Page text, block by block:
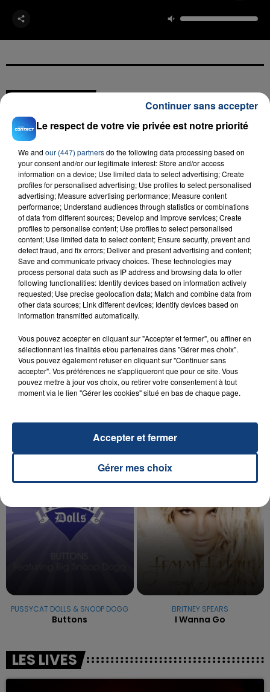
FIL D'ACTU
23 juillet 2026
INCENDIE MORTEL À LENS : UNE FEMME ET
SON BÉBÉ ENTRE LA VIE ET LA...
Un homme s'est immolé par le feu après avoir
aspergé sa compagne et leur bébé de trois mois
d'un liquide inflammable.
20 juillet 2026
UNE ADOLESCENTE DEVANT SE FAIRE
OPÉRER DE LA CHEVILLE RESSORT DE LA...
reconnu sa responsabilité et présenté ses
TITRES DIFFUSÉS
22h37
22h37
PUSSYCAT DOLLS & SNOOP DOGG
Buttons
22h33
22h33
BRITNEY SPEARS
I Wanna Go
LES LIVES
Le respect de votre vie privée est notre priorité
We and our (447) partnersdo the following data processing based on
your consent and/or our legitimate interest: Store and/or access
information on a device; Use limited data to select advertising; Create
profiles for personalised advertising; Use profiles to select personalised
advertising; Measure advertising performance; Measure content
performance; Understand audiences through statistics or combinations
of data from different sources; Develop and improve services; Create
profiles to personalise content; Use profiles to select personalised
content; Use limited data to select content; Ensure security, prevent and
detect fraud, and fix errors; Deliver and present advertising and content;
Save and communicate privacy choices. These technologies may
process personal data such as IP address and browsing data to offer
following functionalities: Identify devices based on information actively
requested; Use precise geolocation data; Match and combine data from
other data sources; Link different devices; Identify devices based on
information transmitted automatically.
Vous pouvez accepter en cliquant sur "Accepter et fermer", ou affiner en
sélectionnant les finalités et/ou partenaires dans "Gérer mes choix".
Vous pouvez également refuser en cliquant sur "Continuer sans
accepter". Vos préférences ne s'appliqueront que pour ce site. Vous
pouvez mettre à jour vos choix, ou retirer votre consentement à tout
moment via le lien "Gérer les cookies" situé en bas de chaque page.
Gérer mes choix
Accepter et fermer
Continuer sans accepter